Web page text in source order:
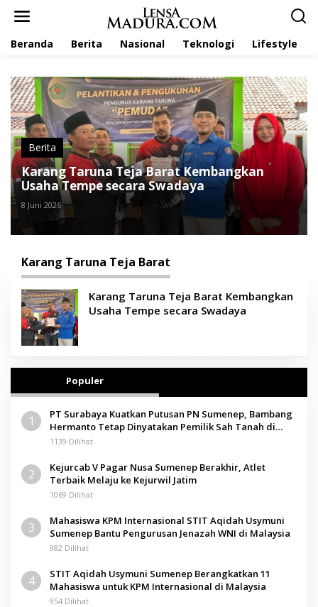
Beranda Berita Nasional Teknologi Lifestyle
Berita
Karang Taruna Teja Barat Kembangkan
Usaha Tempe secara Swadaya
8 Juni 2026
Karang Taruna Teja Barat
Karang Taruna Teja Barat Kembangkan
Usaha Tempe secara Swadaya
Populer
1
PT Surabaya Kuatkan Putusan PN Sumenep, Bambang
Hermanto Tetap Dinyatakan Pemilik Sah Tanah di
Pamolokan
1139 Dilihat
2
Kejurcab V Pagar Nusa Sumenep Berakhir, Atlet
Terbaik Melaju ke Kejurwil Jatim
1069 Dilihat
3
Mahasiswa KPM Internasional STIT Aqidah Usymuni
Sumenep Bantu Pengurusan Jenazah WNI di Malaysia
982 Dilihat
4
STIT Aqidah Usymuni Sumenep Berangkatkan 11
Mahasiswa untuk KPM Internasional di Malaysia
954 Dilihat